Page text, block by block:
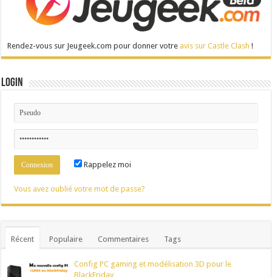
Rendez-vous sur Jeugeek.com pour donner votre avis sur Castle Clash !
Login
Rappelez moi
Vous avez oublié votre mot de passe?
Récent Populaire Commentaires Tags
Config PC gaming et modélisation 3D pour le
BlackFriday